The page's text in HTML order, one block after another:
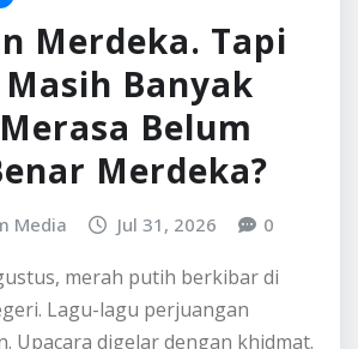
Merdeka. Tapi
Banyak
Belum
Merdeka?
Media Jul 31, 2026 0